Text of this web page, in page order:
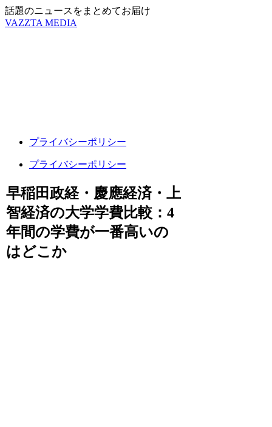
話題のニュースをまとめてお届け
VAZZTA MEDIA
プライバシーポリシー
プライバシーポリシー
早稲田政経・慶應経済・上
智経済の大学学費比較：4
年間の学費が一番高いの
はどこか